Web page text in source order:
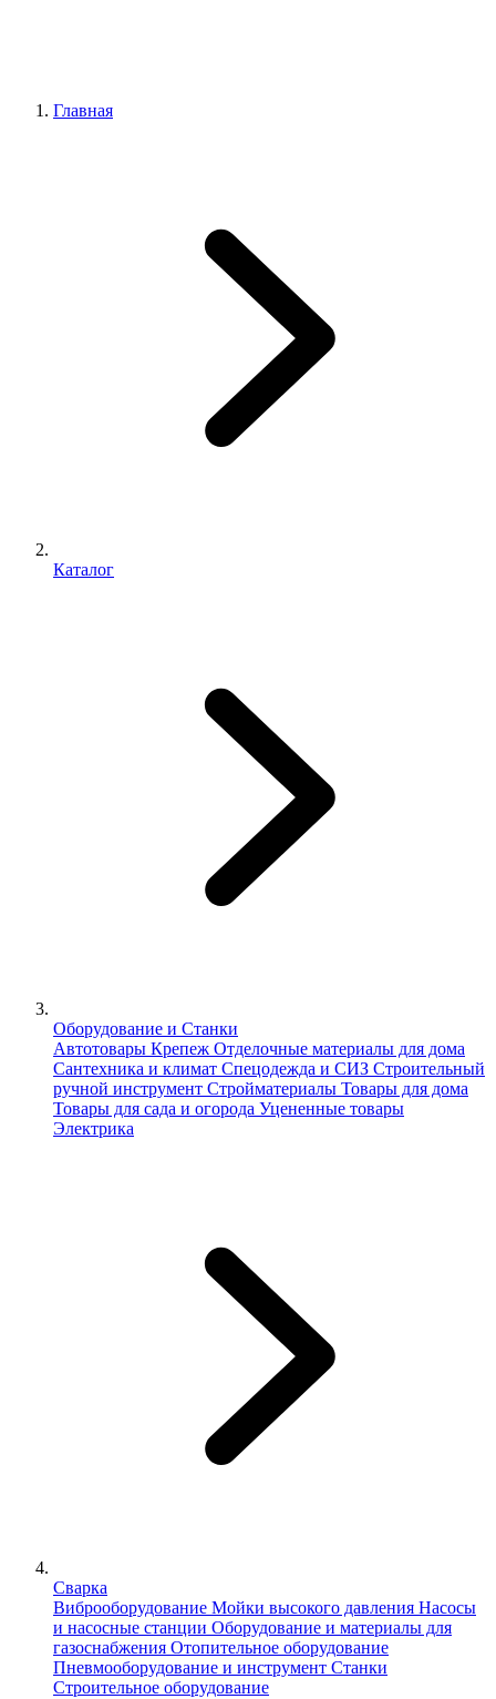
Главная
Каталог
Оборудование и Станки
Автотовары Крепеж Отделочные материалы для дома
Сантехника и климат Спецодежда и СИЗ Строительный
ручной инструмент Стройматериалы Товары для дома
Товары для сада и огорода Уцененные товары
Электрика
Сварка
Виброоборудование Мойки высокого давления Насосы
и насосные станции Оборудование и материалы для
газоснабжения Отопительное оборудование
Пневмооборудование и инструмент Станки
Строительное оборудование